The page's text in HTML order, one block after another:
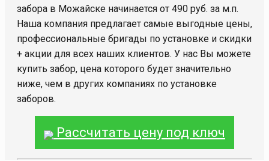
забора в Можайске начинается от 490 руб. за м.п.
Наша компания предлагает самые выгодные цены,
профессиональные бригады по установке и скидки
+ акции для всех наших клиентов. У нас Вы можете
купить забор, цена которого будет значительно
ниже, чем в других компаниях по установке
заборов.
Рассчитать цену под ключ